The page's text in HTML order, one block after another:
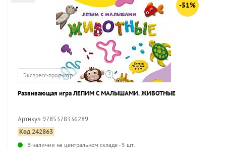
-51%
Экспресс-просмотр
Развивающая игра ЛЕПИМ С МАЛЫШАМИ. ЖИВОТНЫЕ
Артикул 9785378336289
Код 242863
В наличии на центральном складе - 5 шт.